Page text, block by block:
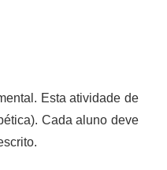
Esta atividade de
Cada aluno deve